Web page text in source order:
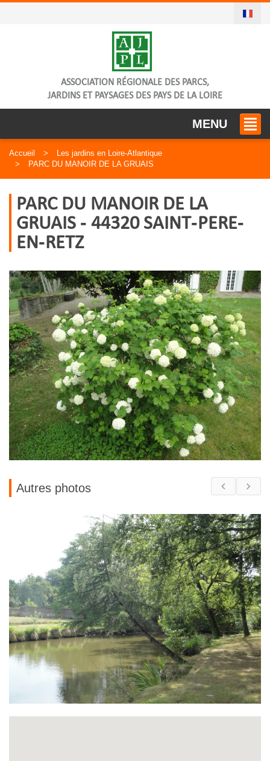
ASSOCIATION RÉGIONALE DES PARCS,
JARDINS ET PAYSAGES DES PAYS DE LA LOIRE
MENU
Accueil
Les jardins en Loire-Atlantique
PARC DU MANOIR DE LA GRUAIS
PARC DU MANOIR DE LA
GRUAIS - 44320 SAINT-PERE-
EN-RETZ
Autres photos